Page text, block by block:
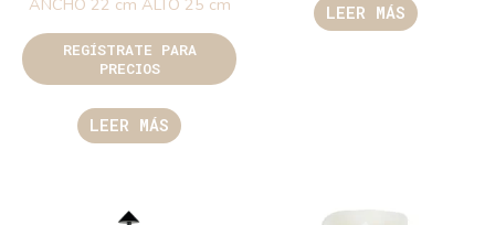
ANCHO 22 cm ALTO 25 cm
REGÍSTRATE PARA
PRECIOS
LEER MÁS
LEER MÁS